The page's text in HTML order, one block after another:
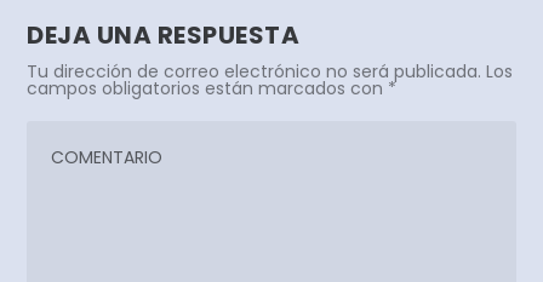
DEJA UNA RESPUESTA
Tu dirección de correo electrónico no será publicada. Los
campos obligatorios están marcados con *